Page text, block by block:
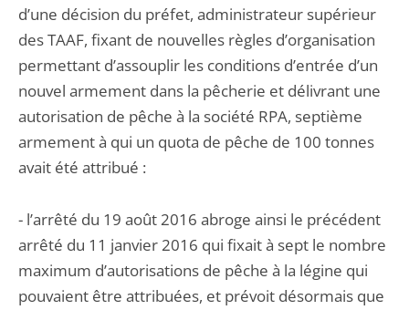
d’une décision du préfet, administrateur supérieur
des TAAF, fixant de nouvelles règles d’organisation
permettant d’assouplir les conditions d’entrée d’un
nouvel armement dans la pêcherie et délivrant une
autorisation de pêche à la société RPA, septième
armement à qui un quota de pêche de 100 tonnes
avait été attribué :
- l’arrêté du 19 août 2016 abroge ainsi le précédent
arrêté du 11 janvier 2016 qui fixait à sept le nombre
maximum d’autorisations de pêche à la légine qui
pouvaient être attribuées, et prévoit désormais que